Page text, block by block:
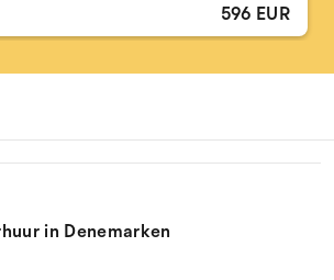
596 EUR
in Denemarken